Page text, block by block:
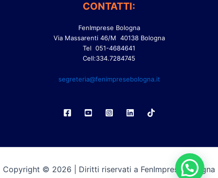
CONTATTI:
FenImprese Bologna
Via Massarenti 46/M 40138 Bologna
Tel 051-4684641
Cell:334.7284745
segreteria@fenimpresebologna.it
Copyright © 2026 | Diritti riservati a FenImprese Bologna